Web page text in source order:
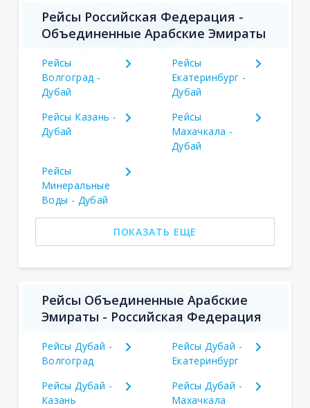
Рейсы Российская Федерация -
Объединенные Арабские Эмираты
Рейсы
Волгоград -
Дубай
Рейсы
Екатеринбург -
Дубай
Рейсы Казань -
Дубай
Рейсы
Махачкала -
Дубай
Рейсы
Минеральные
Воды - Дубай
ПОКАЗАТЬ ЕЩЕ
Рейсы Объединенные Арабские
Эмираты - Российская Федерация
Рейсы Дубай -
Волгоград
Рейсы Дубай -
Екатеринбург
Рейсы Дубай -
Казань
Рейсы Дубай -
Махачкала